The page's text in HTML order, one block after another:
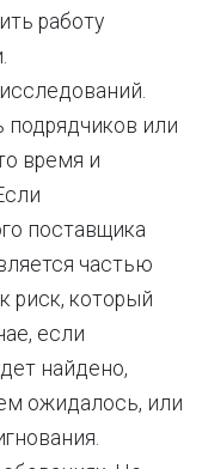
работу
подрядчиков или
время и
поставщика
частью
риск, который
если
найдено,
ожидалось, или